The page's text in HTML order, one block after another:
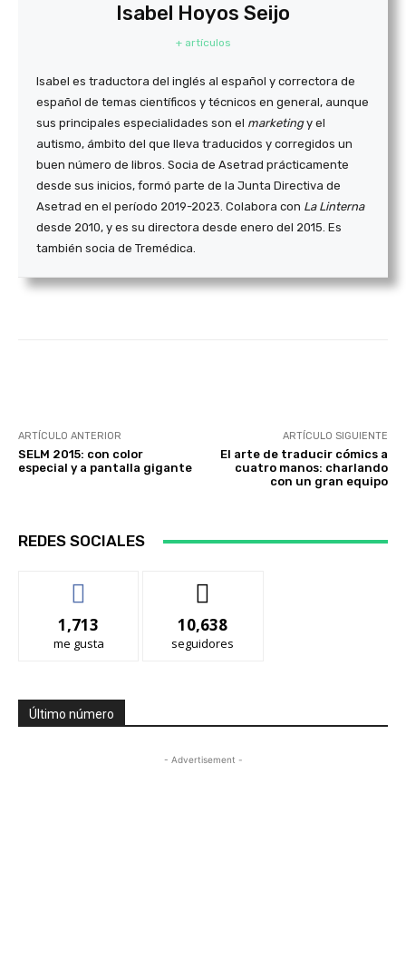
Isabel Hoyos Seijo
+ artículos
Isabel es traductora del inglés al español y correctora de
español de temas científicos y técnicos en general, aunque
sus principales especialidades son el marketingy el
autismo, ámbito del que lleva traducidos y corregidos un
buen número de libros. Socia de Asetrad prácticamente
desde sus inicios, formó parte de la Junta Directiva de
Asetrad en el período 2019-2023. Colabora con La Linterna
desde 2010, y es su directora desde enero del 2015. Es
también socia de Tremédica.
ARTÍCULO ANTERIOR
SELM 2015: con color
especial y a pantalla gigante
ARTÍCULO SIGUIENTE
El arte de traducir cómics a
cuatro manos: charlando
con un gran equipo
REDES SOCIALES
1,713
me gusta
10,638
seguidores
Último número
- Advertisement -